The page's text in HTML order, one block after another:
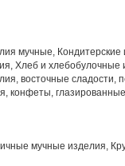
мучные,
Хлеб и хлебобулочные
восточные сладости,
конфеты,
мучные изделия,